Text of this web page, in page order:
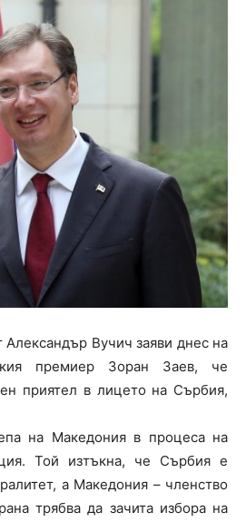
Александър Вучич заяви днес на
премиер Зоран Заев, че
приятел в лицето на Сърбия,
на Македония в процеса на
Той изтъкна, че Сърбия е
а Македония – членство
трябва да зачита избора на